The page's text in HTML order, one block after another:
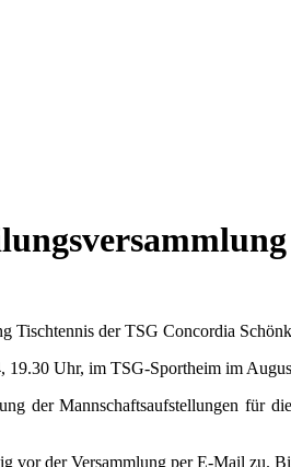
der TSG Concordia
Uhr, im TSG-Sportheim im
der Mannschaftsaufstellungen für
vor der Versammlung per E-Mail zu.